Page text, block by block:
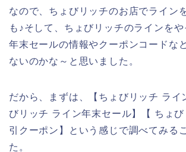
なので、ちょびリッチのお店でライン
も♪そして、ちょびリッチのラインをや
年末セールの情報やクーポンコードな
ないのかな～と思いました。
だから、まずは、【ちょびリッチ ライ
びリッチ ライン年末セール】【 ちょ
引クーポン】という感じで調べてみる
た。